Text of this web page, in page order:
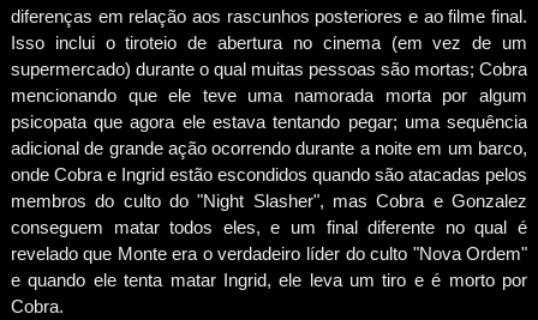
diferenças em relação aos rascunhos posteriores e ao filme final.
Isso inclui o tiroteio de abertura no cinema (em vez de um
supermercado) durante o qual muitas pessoas são mortas; Cobra
mencionando que ele teve uma namorada morta por algum
psicopata que agora ele estava tentando pegar; uma sequência
adicional de grande ação ocorrendo durante a noite em um barco,
onde Cobra e Ingrid estão escondidos quando são atacadas pelos
membros do culto do "Night Slasher", mas Cobra e Gonzalez
conseguem matar todos eles, e um final diferente no qual é
revelado que Monte era o verdadeiro líder do culto "Nova Ordem"
e quando ele tenta matar Ingrid, ele leva um tiro e é morto por
Cobra.